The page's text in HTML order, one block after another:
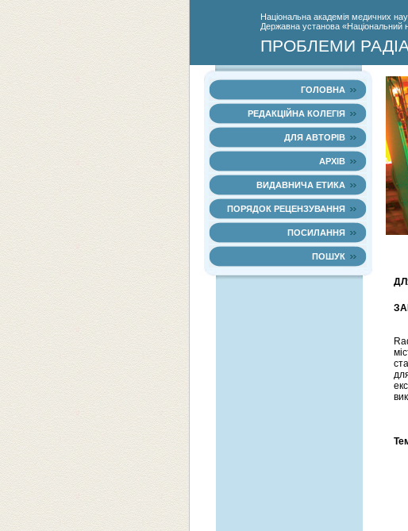
Нацiональна академiя медичних
Державна установа «Національний
ПРОБЛЕМИ
ГОЛОВНА
РЕДАКЦІЙНА КОЛЕГІЯ
ДЛЯ АВТОРІВ
АРХІВ
ВИДАВНИЧА ЕТИКА
ПОРЯДОК РЕЦЕНЗУВАННЯ
ПОСИЛАННЯ
ПОШУК